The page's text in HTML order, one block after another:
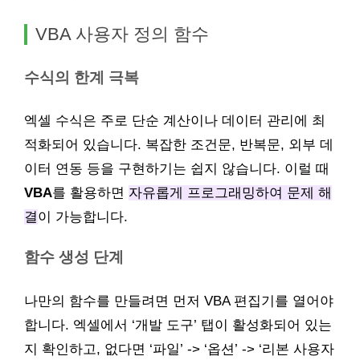
VBA 사용자 정의 함수
수식의 한계 극복
엑셀 수식은 주로 단순 계산이나 데이터 관리에 최
적화되어 있습니다. 복잡한 조건문, 반복문, 외부 데
이터 연동 등을 구현하기는 쉽지 않습니다. 이럴 때
VBA를 활용하면 자유롭게 프로그래밍하여 문제 해
결이 가능합니다.
함수 생성 단계
나만의 함수를 만들려면 먼저 VBA 편집기를 열어야
합니다. 엑셀에서 ‘개발 도구’ 탭이 활성화되어 있는
지 확인하고, 없다면 ‘파일’ -> ‘옵션’ -> ‘리본 사용자